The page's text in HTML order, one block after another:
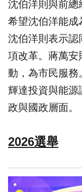
沈伯洋則與前總
希望沈伯洋能成
沈伯洋則表示認
項改革。蔣萬安
動，為市民服務
輝達投資與能
政與國政層面。
2026選舉